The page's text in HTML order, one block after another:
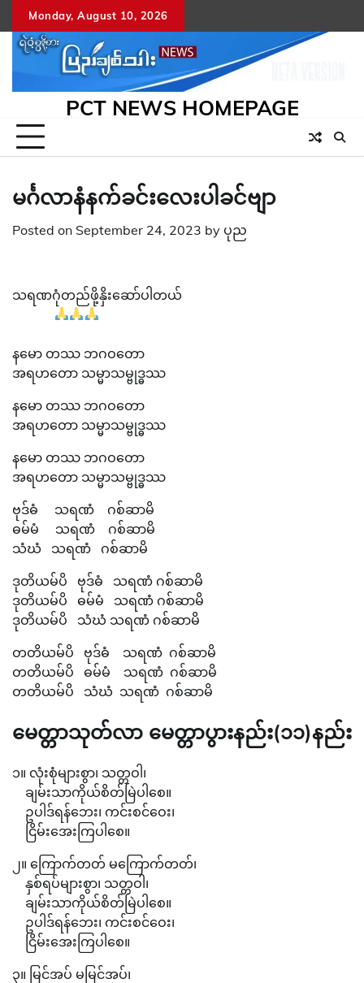
to
content
Monday, August 10, 2026
PCT NEWS HOMEPAGE
မင်္ဂလာနံနက်ခင်းလေးပါခင်ဗျာ
Posted on September 24, 2023 by ပုည
သရဏဂုံတည်ဖို့နှိးဆော်ပါတယ်
နမော တဿ ဘဂဝတော
အရဟတော သမ္မာသမ္ဗုဒ္ဓဿ
နမော တဿ ဘဂဝတော
အရဟတော သမ္မာသမ္ဗုဒ္ဓဿ
နမော တဿ ဘဂဝတော
အရဟတော သမ္မာသမ္ဗုဒ္ဓဿ
ဗုဒ်ဓံ သရဏံ ဂစ်ဆာမိ
ဓမ်မံ သရဏံ ဂစ်ဆာမိ
သံဃံ သရဏံ ဂစ်ဆာမိ
ဒုတိယမ်ပိ ဗုဒ်ဓံ သရဏံ ဂစ်ဆာမိ
ဒုတိယမ်ပိ ဓမ်မံ သရဏံ ဂစ်ဆာမိ
ဒုတိယမ်ပိ သံဃံ သရဏံ ဂစ်ဆာမိ
တတိယမ်ပိ ဗုဒ်ဓံ သရဏံ ဂစ်ဆာမိ
တတိယမ်ပိ ဓမ်မံ သရဏံ ဂစ်ဆာမိ
တတိယမ်ပိ သံဃံ သရဏံ ဂစ်ဆာမိ
မေတ္တာသုတ်လာ မေတ္တာပွားနည်း(၁၁)နည်း
၁။ လုံးစုံများစွာ၊ သတ္တဝါ၊
ချမ်းသာကိုယ်စိတ်မြဲပါစေ။
ဥပါဒ်ရန်ဘေး၊ ကင်းစင်ဝေး၊
ငြိမ်းအေးကြပါစေ။
၂။ ကြောက်တတ် မကြောက်တတ်၊
နှစ်ရပ်များစွာ၊ သတ္တဝါ၊
ချမ်းသာကိုယ်စိတ်မြဲပါစေ။
ဥပါဒ်ရန်ဘေး၊ ကင်းစင်ဝေး၊
ငြိမ်းအေးကြပါစေ။
၃။ မြင်အပ် မမြင်အပ်၊